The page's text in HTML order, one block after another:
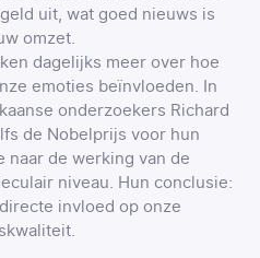
uit, wat goed nieuws is
omzet.
dagelijks meer over hoe
emoties beïnvloeden. In
onderzoekers Richard
de Nobelprijs voor hun
naar de werking van de
niveau. Hun conclusie:
invloed op onze